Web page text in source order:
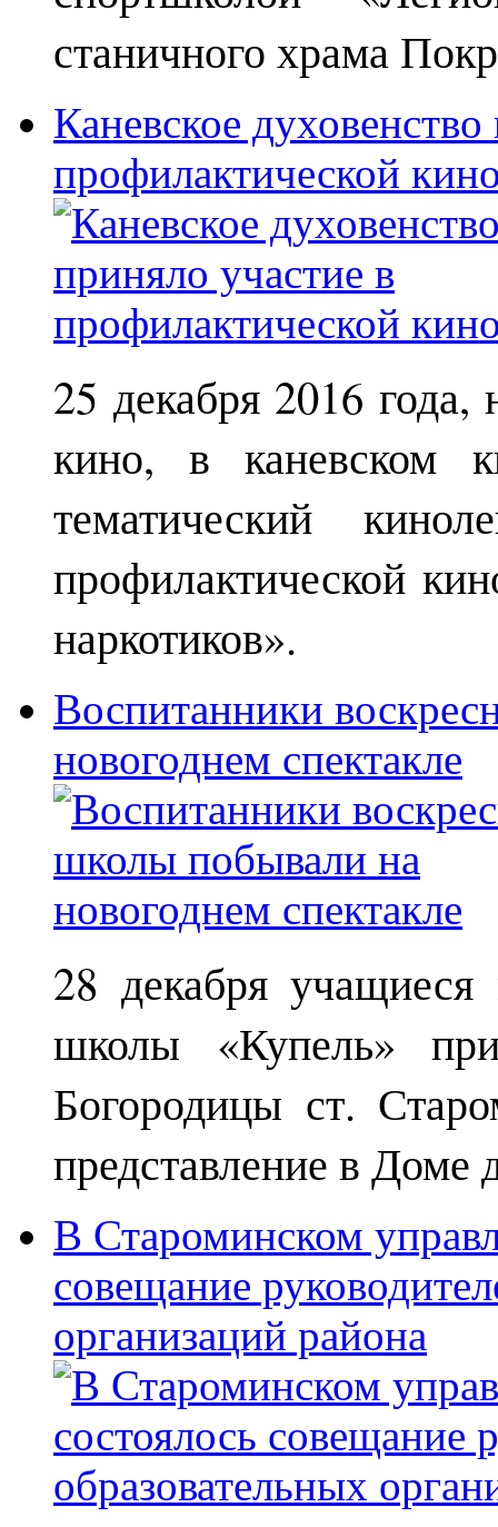
станичного храма
Каневское
профилактической
25 декабря 2016
кино, в каневском
тематический
профилактической
наркотиков».
Воспитанники
новогоднем спектакле
28 декабря
школы «Купель»
Богородицы ст.
представление в Доме
В Староминском
совещание
организаций района